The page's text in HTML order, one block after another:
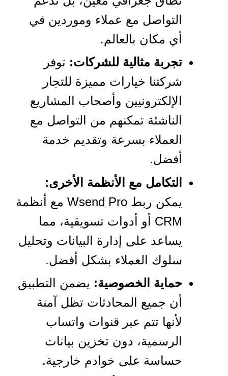
التواصل مع عملاء وموردين في
أي مكان بالعالم.
تجربة مثالية للشركات: توفر
شركتنا خيارات مميزة للتجار
الإلكترونيين وأصحاب المشاريع
الناشئة تمكنهم من التواصل مع
العملاء بسرعة وتقديم خدمة
أفضل.
التكامل مع الأنظمة الأخرى:
يمكن ربط Wsend Pro مع أنظمة
CRM أو أدوات تسويقية، مما
يساعد على إدارة البيانات وتحليل
سلوك العملاء بشكل أفضل.
حماية الخصوصية: يضمن التطبيق
أن جميع المحادثات تظل آمنة
لأنها تتم عبر قنوات واتساب
الرسمية، دون تخزين بيانات
حساسة على خوادم خارجية.